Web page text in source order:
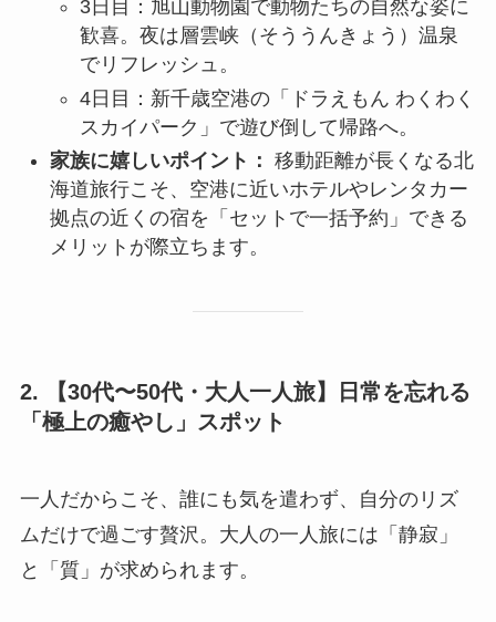
3日目：旭山動物園で動物たちの自然な姿に
歓喜。夜は層雲峡（そううんきょう）温泉
でリフレッシュ。
4日目：新千歳空港の「ドラえもん わくわく
スカイパーク」で遊び倒して帰路へ。
家族に嬉しいポイント： 移動距離が長くなる北
海道旅行こそ、空港に近いホテルやレンタカー
拠点の近くの宿を「セットで一括予約」できる
メリットが際立ちます。
2. 【30代〜50代・大人一人旅】日常を忘れる
「極上の癒やし」スポット
一人だからこそ、誰にも気を遣わず、自分のリズ
ムだけで過ごす贅沢。大人の一人旅には「静寂」
と「質」が求められます。